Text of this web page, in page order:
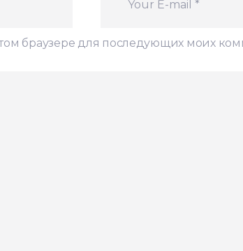
браузере для последующих моих